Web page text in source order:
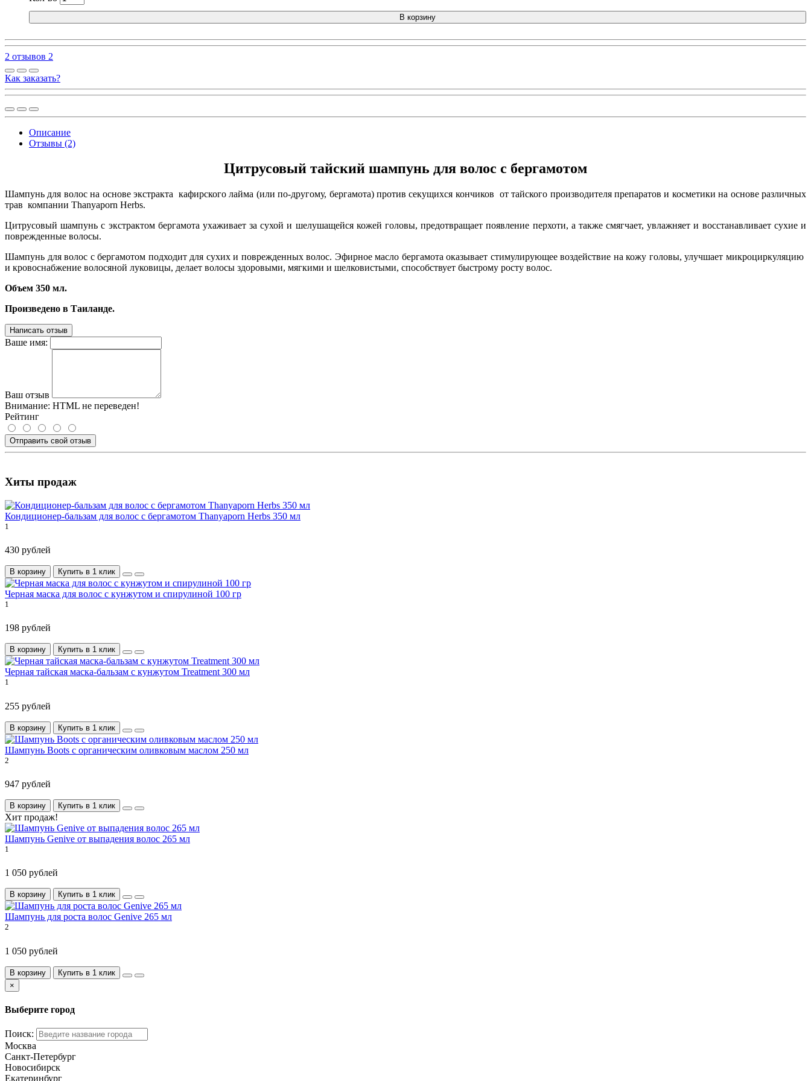
В корзину
2 отзывов 2
Как заказать?
Описание
Отзывы (2)
Цитрусовый тайский шампунь для волос с бергамотом
Шампунь для волос на основе экстракта кафирского лайма (или по-другому, бергамота) против секущихся кончиков от тайского производителя препаратов и косметики на основе различных
трав компании Thanyaporn Herbs.
Цитрусовый шампунь с экстрактом бергамота ухаживает за сухой и шелушащейся кожей головы, предотвращает появление перхоти, а также смягчает, увлажняет и восстанавливает сухие и
поврежденные волосы.
Шампунь для волос с бергамотом подходит для сухих и поврежденных волос. Эфирное масло бергамота оказывает стимулирующее воздействие на кожу головы, улучшает микроциркуляцию
и кровоснабжение волосяной луковицы, делает волосы здоровыми, мягкими и шелковистыми, способствует быстрому росту волос.
Объем 350 мл.
Произведено в Таиланде.
Написать отзыв
Ваше имя:
Ваш отзыв
Внимание: HTML не переведен!
Рейтинг
Отправить свой отзыв
Хиты продаж
Кондиционер-бальзам для волос с бергамотом Thanyaporn Herbs 350 мл
1
430 рублей
В корзину Купить в 1 клик
Черная маска для волос с кунжутом и спирулиной 100 гр
1
198 рублей
В корзину Купить в 1 клик
Черная тайская маска-бальзам с кунжутом Treatment 300 мл
1
255 рублей
В корзину Купить в 1 клик
Шампунь Boots с органическим оливковым маслом 250 мл
2
947 рублей
В корзину Купить в 1 клик
Хит продаж!
Шампунь Genive от выпадения волос 265 мл
1
1 050 рублей
В корзину Купить в 1 клик
Шампунь для роста волос Genive 265 мл
2
1 050 рублей
В корзину
Купить в 1 клик
×
Выберите город
Поиск:
Москва
Санкт-Петербург
Новосибирск
Екатеринбург